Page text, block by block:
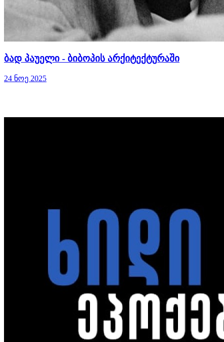
ბად პაუელი - ბიბოპის არქიტექტურაში
24 ნოე 2025